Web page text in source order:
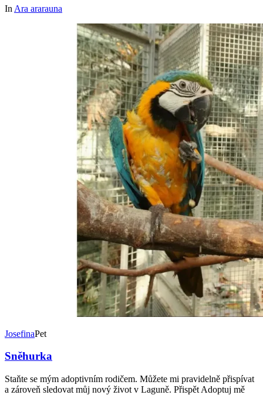
In Ara ararauna
JosefinaPet
Sněhurka
Staňte se mým adoptivním rodičem. Můžete mi pravidelně přispívat
a zároveň sledovat můj nový život v Laguně. Přispět Adoptuj mě